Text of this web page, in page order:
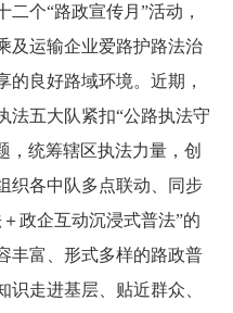
二个“路政宣传月”活动，
及运输企业爱路护路法治
的良好路域环境。近期，
法五大队紧扣“公路执法守
，统筹辖区执法力量，创
织各中队多点联动、同步
政企互动沉浸式普法”的
丰富、形式多样的路政普
走进基层、贴近群众、